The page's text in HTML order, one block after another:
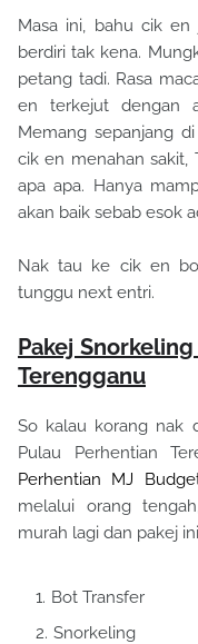
Masa ini, bahu cik en
berdiri tak kena.
petang tadi. Rasa
en terkejut dengan
Memang sepanjang
cik en menahan sakit,
apa apa. Hanya
akan baik sebab esok
Nak tau ke cik en
tunggu next entri.
Pakej
Terengganu
So kalau korang nak
Pulau Perhentian
Perhentian MJ
melalui orang
murah lagi dan pakej
Bot Transfer
Snorkeling